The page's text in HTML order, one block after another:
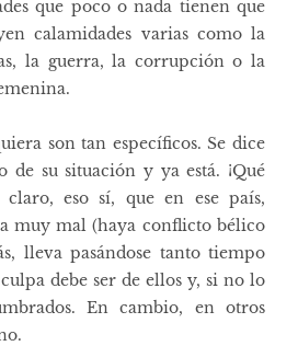
que poco o nada tienen que
calamidades varias como la
la guerra, la corrupción o la
son tan específicos. Se dice
de su situación y ya está. ¡Qué
eso sí, que en ese país,
muy mal (haya conflicto bélico
lleva pasándose tanto tiempo
debe ser de ellos y, si no lo
En cambio, en otros